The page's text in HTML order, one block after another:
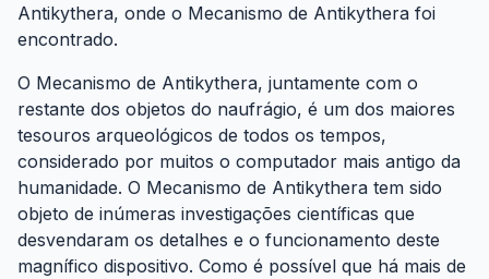
Antikythera, onde o Mecanismo de Antikythera foi
encontrado.
O Mecanismo de Antikythera, juntamente com o
restante dos objetos do naufrágio, é um dos maiores
tesouros arqueológicos de todos os tempos,
considerado por muitos o computador mais antigo da
humanidade. O Mecanismo de Antikythera tem sido
objeto de inúmeras investigações científicas que
desvendaram os detalhes e o funcionamento deste
magnífico dispositivo. Como é possível que há mais de